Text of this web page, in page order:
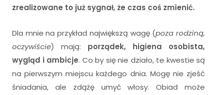
zrealizowane to już sygnał, że czas coś zmienić.
Dla mnie na przykład największą wagę (poza rodziną,
oczywiście) mają: porządek, higiena osobista,
wygląd i ambicje. Co by się nie działo, te kwestie są
na pierwszym miejscu każdego dnia. Mogę nie zjeść
śniadania, ale zdążę umyć włosy. Obiad może